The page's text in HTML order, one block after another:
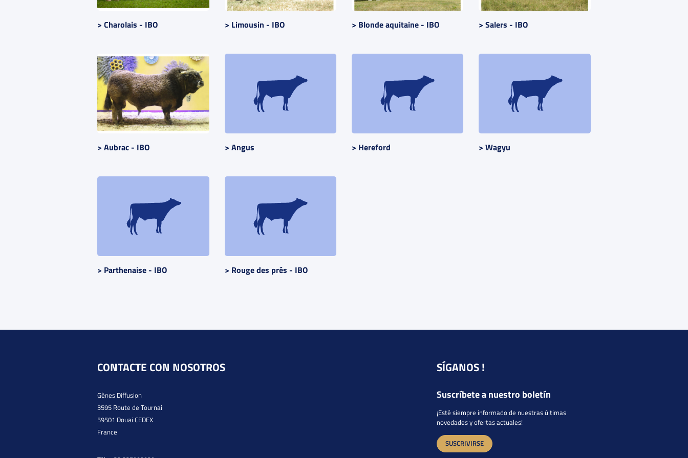
> Charolais - IBO > Limousin - IBO > Blonde aquitaine - IBO > Salers - IBO
> Aubrac - IBO > Angus > Hereford > Wagyu
> Parthenaise - IBO > Rouge des prés - IBO
CONTACTE CON NOSOTROS
Gènes Diffusion
3595 Route de Tournai
59501 Douai CEDEX
France
SÍGANOS !
Suscríbete a nuestro boletín
¡Esté siempre informado de nuestras últimas
novedades y ofertas actuales!
SUSCRIVIRSE